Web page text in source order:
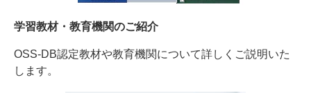
学習教材・教育機関のご紹介
OSS-DB認定教材や教育機関について詳しくご説明いた
します。